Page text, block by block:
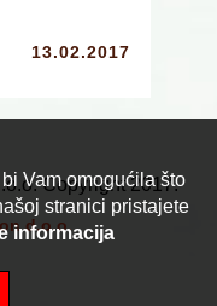
Vam omogućila što
stranici pristajete
informacija
13.02.2017
Copyright 2017.
d.o.o.